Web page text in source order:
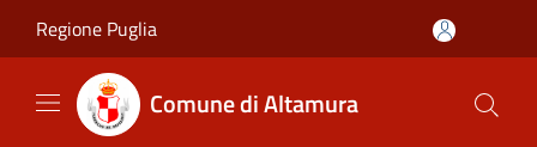
Regione Puglia
Comune di Altamura